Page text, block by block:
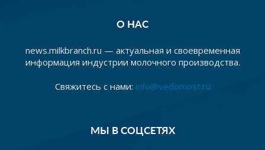
О НАС
news.milkbranch.ru — актуальная и своевременная
информация индустрии молочного производства.
Свяжитесь с нами: info@vedomost.ru
МЫ В СОЦСЕТЯХ